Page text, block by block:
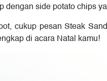
dengan side potato chips
cukup pesan Steak
di acara Natal kamu!